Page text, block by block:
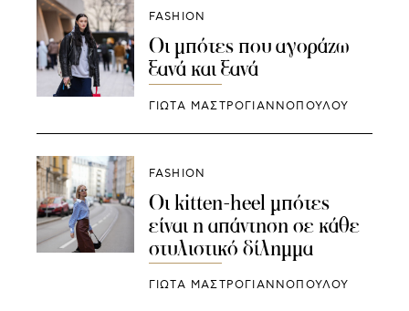
FASHION
Οι μπότες που αγοράζω
ξανά και ξανά
ΓΙΩΤΑ ΜΑΣΤΡΟΓΙΑΝΝΟΠΟΥΛΟΥ
FASHION
Οι kitten-heel μπότες
είναι η απάντηση σε κάθε
στυλιστικό δίλημμα
ΓΙΩΤΑ ΜΑΣΤΡΟΓΙΑΝΝΟΠΟΥΛΟΥ